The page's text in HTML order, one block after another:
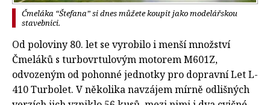
Čmeláka “Štefana” si dnes můžete koupit jako modelářskou
stavebnici.
Od poloviny 80. let se vyrobilo i menší množství
Čmeláků s turbovrtulovým motorem M601Z,
odvozeným od pohonné jednotky pro dopravní Let L-
410 Turbolet. V několika navzájem mírně odlišných